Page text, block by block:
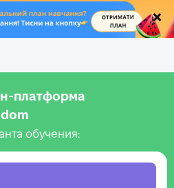
.
обучения: